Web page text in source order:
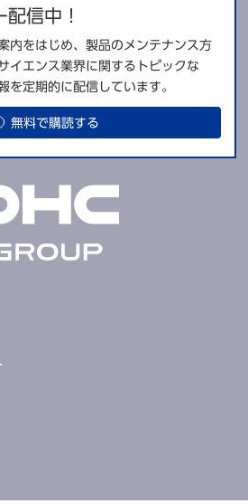
信中！
内をはじめ、製品のメンテナンス方
イエンス業界に関するトピックな
を定期的に配信しています。
無料で購読する